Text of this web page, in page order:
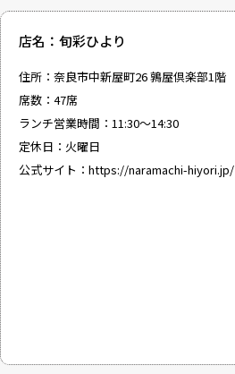
店名：旬彩ひより
住所：奈良市中新屋町26 鶉屋倶楽部1階
席数：47席
ランチ営業時間：11:30～14:30
定休日：火曜日
公式サイト： https://naramachi-hiyori.jp/